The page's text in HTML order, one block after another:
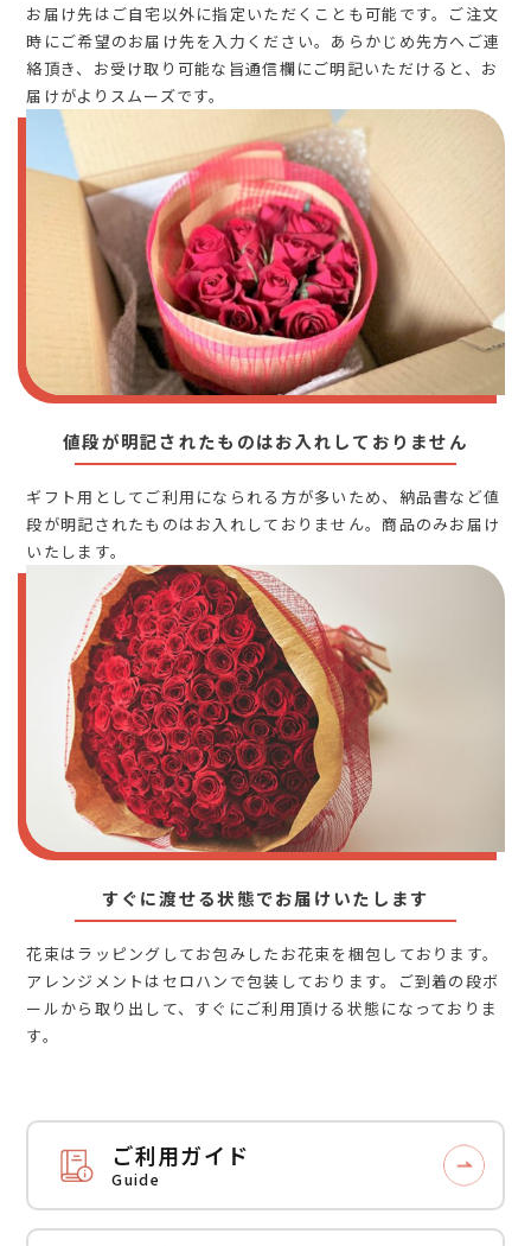
お届け先はご自宅以外に指定いただくことも可能です。ご注文
時にご希望のお届け先を入力ください。あらかじめ先方へご連
絡頂き、お受け取り可能な旨通信欄にご明記いただけると、お
届けがよりスムーズです。
値段が明記されたものはお入れしておりません
ギフト用としてご利用になられる方が多いため、納品書など値
段が明記されたものはお入れしておりません。商品のみお届け
いたします。
すぐに渡せる状態でお届けいたします
花束はラッピングしてお包みしたお花束を梱包しております。
アレンジメントはセロハンで包装しております。ご到着の段ボ
ールから取り出して、すぐにご利用頂ける状態になっておりま
す。
ご利用ガイド
Guide